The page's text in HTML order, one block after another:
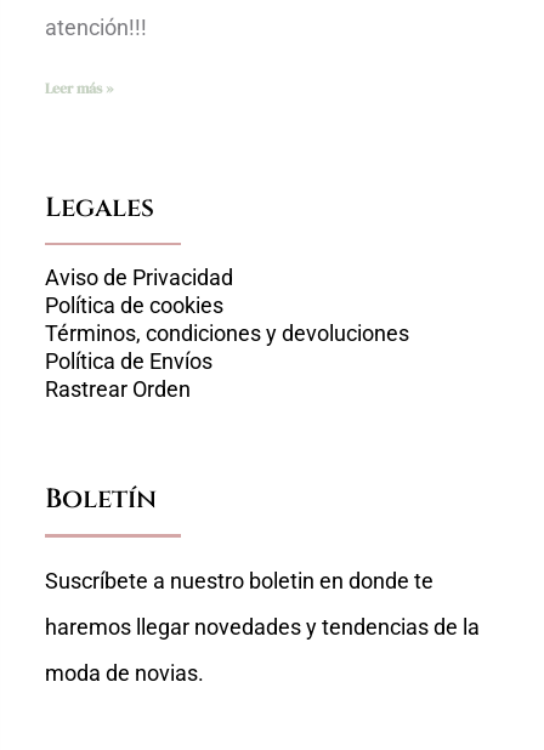
atención!!!
Leer más »
Legales
Aviso de Privacidad
Política de cookies
Términos, condiciones y devoluciones
Política de Envíos
Rastrear Orden
Boletín
Suscríbete a nuestro boletin en donde te
haremos llegar novedades y tendencias de la
moda de novias.